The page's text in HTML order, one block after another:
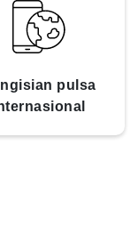
pulsa